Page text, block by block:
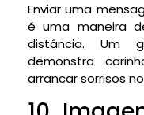
Enviar uma
é uma maneira
distância. Um
demonstra
arrancar sorrisos